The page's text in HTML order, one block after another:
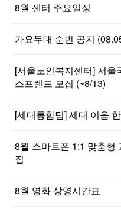
8월 센터 주요일정
가요무대 순번 공지
[서울노인복지센터] 서울
스프렌드 모집 (~8/13)
[세대통합팀] 세대 이음
8월 스마트폰 1:1 맞춤형
집
8월 영화 상영시간표